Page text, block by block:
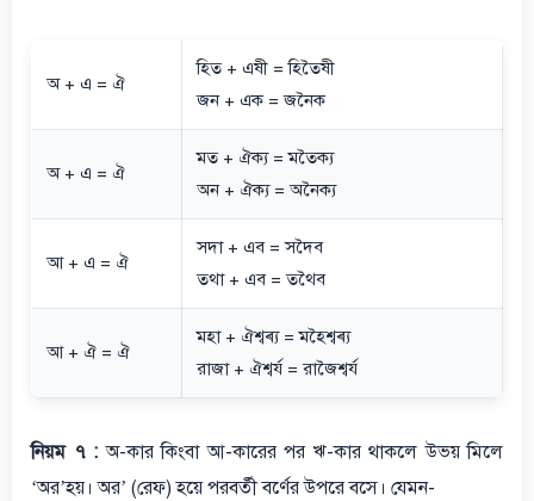
অ + এ = ঐ
হিত + এষী = হিতৈষী
জন + এক = জনৈক
অ + এ = ঐ
মত + ঐক্য = মতৈক্য
অন + ঐক্য = অনৈক্য
আ + এ = ঐ
সদা + এব = সদৈব
তথা + এব = তথৈব
আ + ঐ = ঐ
মহা + ঐশ্বৰ্য = মহৈশ্বৰ্য
রাজা + ঐশ্বর্য = রাজৈশ্বর্য
নিয়ম ৭ : অ-কার কিংবা আ-কারের পর ঋ-কার থাকলে উভয় মিলে
‘অর’হয়। অর’ (রেফ) হয়ে পরবর্তী বর্ণের উপরে বসে। যেমন-